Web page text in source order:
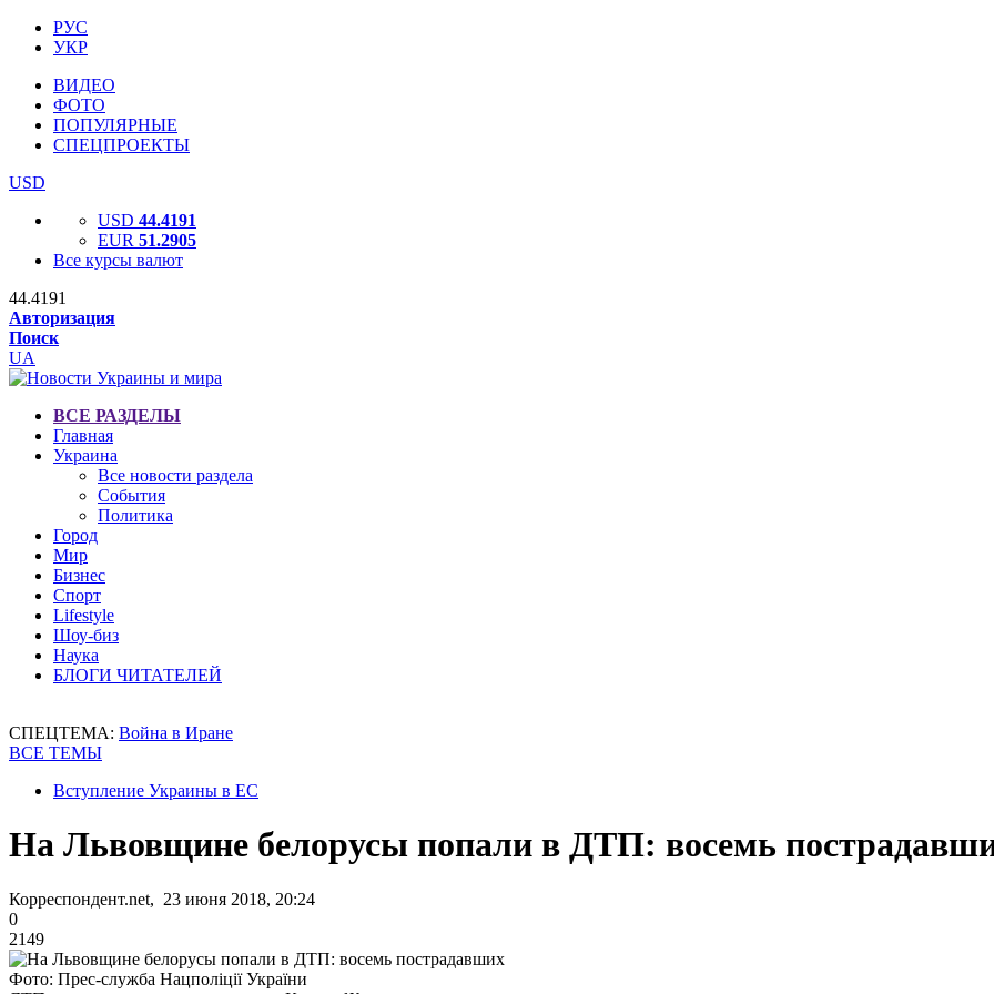
РУС
УКР
ВИДЕО
ФОТО
ПОПУЛЯРНЫЕ
СПЕЦПРОЕКТЫ
USD
USD 44.4191
EUR 51.2905
Все курсы валют
44.4191
Авторизация
Поиск
UA
ВСЕ РАЗДЕЛЫ
Главная
Украина
Все новости раздела
События
Политика
Город
Мир
Бизнес
Спорт
Lifestyle
Шоу-биз
Наука
БЛОГИ ЧИТАТЕЛЕЙ
СПЕЦТЕМА: Война в Иране
ВСЕ ТЕМЫ
Вступление Украины в ЕС
На Львовщине белорусы попали в ДТП: восемь
Корреспондент.net, 23 июня 2018, 20:24
0
2149
Фото: Прес-служба Нацполіції України